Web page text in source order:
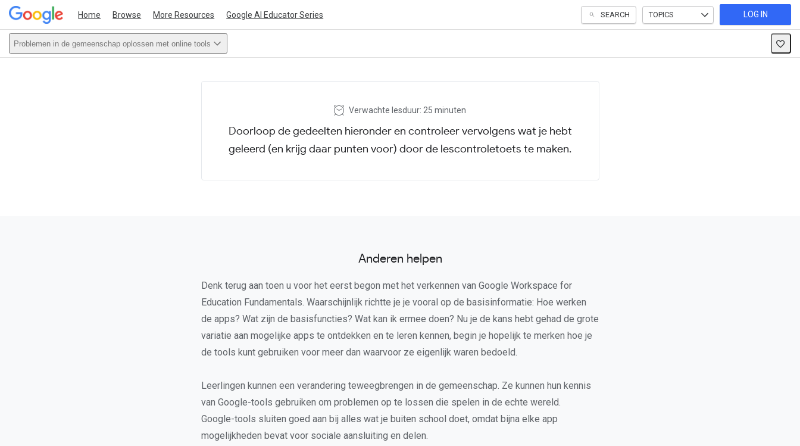
Home Browse More Resources Google AI Educator Series SEARCH TOPICS LOG IN
Problemen in de gemeenschap oplossen met online tools
Verwachte lesduur: 25 minuten
Doorloop de gedeelten hieronder en controleer vervolgens wat je hebt
geleerd (en krijg daar punten voor) door de lescontroletoets te maken.
Anderen helpen
Denk terug aan toen u voor het eerst begon met het verkennen van Google Workspace for
Education Fundamentals. Waarschijnlijk richtte je je vooral op de basisinformatie: Hoe werken
de apps? Wat zijn de basisfuncties? Wat kan ik ermee doen? Nu je de kans hebt gehad de grote
variatie aan mogelijke apps te ontdekken en te leren kennen, begin je hopelijk te merken hoe je
de tools kunt gebruiken voor meer dan waarvoor ze eigenlijk waren bedoeld.
Leerlingen kunnen een verandering teweegbrengen in de gemeenschap. Ze kunnen hun kennis
van Google-tools gebruiken om problemen op te lossen die spelen in de echte wereld.
Google-tools sluiten goed aan bij alles wat je buiten school doet, omdat bijna elke app
mogelijkheden bevat voor sociale aansluiting en delen.